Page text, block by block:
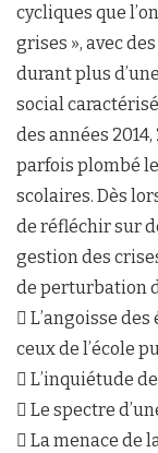
cycliques que
grises », avec
durant plus
social
des années
parfois plombé
scolaires. Dès
de réfléchir sur
gestion des
de perturbation
 L’angoisse
ceux de l’école
 L’inquiétude
 Le spectre
 La menace de